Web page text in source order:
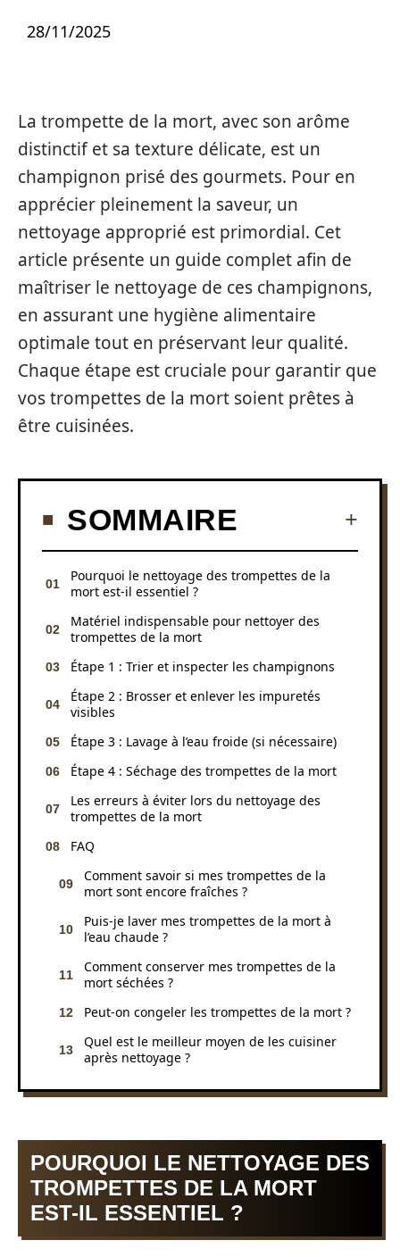
28/11/2025
La trompette de la mort, avec son arôme
distinctif et sa texture délicate, est un
champignon prisé des gourmets. Pour en
apprécier pleinement la saveur, un
nettoyage approprié est primordial. Cet
article présente un guide complet afin de
maîtriser le nettoyage de ces champignons,
en assurant une hygiène alimentaire
optimale tout en préservant leur qualité.
Chaque étape est cruciale pour garantir que
vos trompettes de la mort soient prêtes à
être cuisinées.
SOMMAIRE
Pourquoi le nettoyage des trompettes de la
mort est-il essentiel ?
Matériel indispensable pour nettoyer des
trompettes de la mort
Étape 1 : Trier et inspecter les champignons
Étape 2 : Brosser et enlever les impuretés
visibles
Étape 3 : Lavage à l’eau froide (si nécessaire)
Étape 4 : Séchage des trompettes de la mort
Les erreurs à éviter lors du nettoyage des
trompettes de la mort
FAQ
Comment savoir si mes trompettes de la
mort sont encore fraîches ?
Puis-je laver mes trompettes de la mort à
l’eau chaude ?
Comment conserver mes trompettes de la
mort séchées ?
Peut-on congeler les trompettes de la mort ?
Quel est le meilleur moyen de les cuisiner
après nettoyage ?
POURQUOI LE NETTOYAGE DES
TROMPETTES DE LA MORT
EST-IL ESSENTIEL ?